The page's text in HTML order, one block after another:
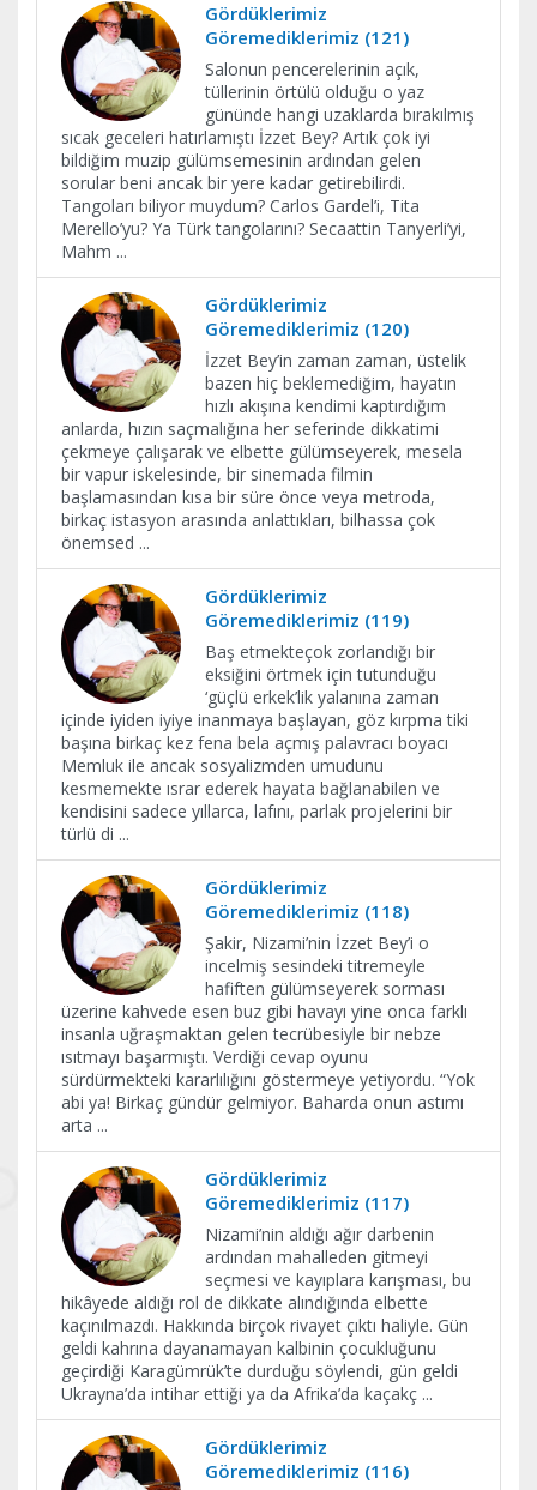
Gördüklerimiz
Göremediklerimiz (121)
Salonun pencerelerinin açık,
tüllerinin örtülü olduğu o yaz
gününde hangi uzaklarda bırakılmış
sıcak geceleri hatırlamıştı İzzet Bey? Artık çok iyi
bildiğim muzip gülümsemesinin ardından gelen
sorular beni ancak bir yere kadar getirebilirdi.
Tangoları biliyor muydum? Carlos Gardel’i, Tita
Merello’yu? Ya Türk tangolarını? Secaattin Tanyerli’yi,
Mahm ...
Gördüklerimiz
Göremediklerimiz (120)
İzzet Bey’in zaman zaman, üstelik
bazen hiç beklemediğim, hayatın
hızlı akışına kendimi kaptırdığım
anlarda, hızın saçmalığına her seferinde dikkatimi
çekmeye çalışarak ve elbette gülümseyerek, mesela
bir vapur iskelesinde, bir sinemada filmin
başlamasından kısa bir süre önce veya metroda,
birkaç istasyon arasında anlattıkları, bilhassa çok
önemsed ...
Gördüklerimiz
Göremediklerimiz (119)
Baş etmekteçok zorlandığı bir
eksiğini örtmek için tutunduğu
‘güçlü erkek’lik yalanına zaman
içinde iyiden iyiye inanmaya başlayan, göz kırpma tiki
başına birkaç kez fena bela açmış palavracı boyacı
Memluk ile ancak sosyalizmden umudunu
kesmemekte ısrar ederek hayata bağlanabilen ve
kendisini sadece yıllarca, lafını, parlak projelerini bir
türlü di ...
Gördüklerimiz
Göremediklerimiz (118)
Şakir, Nizami’nin İzzet Bey’i o
incelmiş sesindeki titremeyle
hafiften gülümseyerek sorması
üzerine kahvede esen buz gibi havayı yine onca farklı
insanla uğraşmaktan gelen tecrübesiyle bir nebze
ısıtmayı başarmıştı. Verdiği cevap oyunu
sürdürmekteki kararlılığını göstermeye yetiyordu. “Yok
abi ya! Birkaç gündür gelmiyor. Baharda onun astımı
arta ...
Gördüklerimiz
Göremediklerimiz (117)
Nizami’nin aldığı ağır darbenin
ardından mahalleden gitmeyi
seçmesi ve kayıplara karışması, bu
hikâyede aldığı rol de dikkate alındığında elbette
kaçınılmazdı. Hakkında birçok rivayet çıktı haliyle. Gün
geldi kahrına dayanamayan kalbinin çocukluğunu
geçirdiği Karagümrük’te durduğu söylendi, gün geldi
Ukrayna’da intihar ettiği ya da Afrika’da kaçakç ...
Gördüklerimiz
Göremediklerimiz (116)